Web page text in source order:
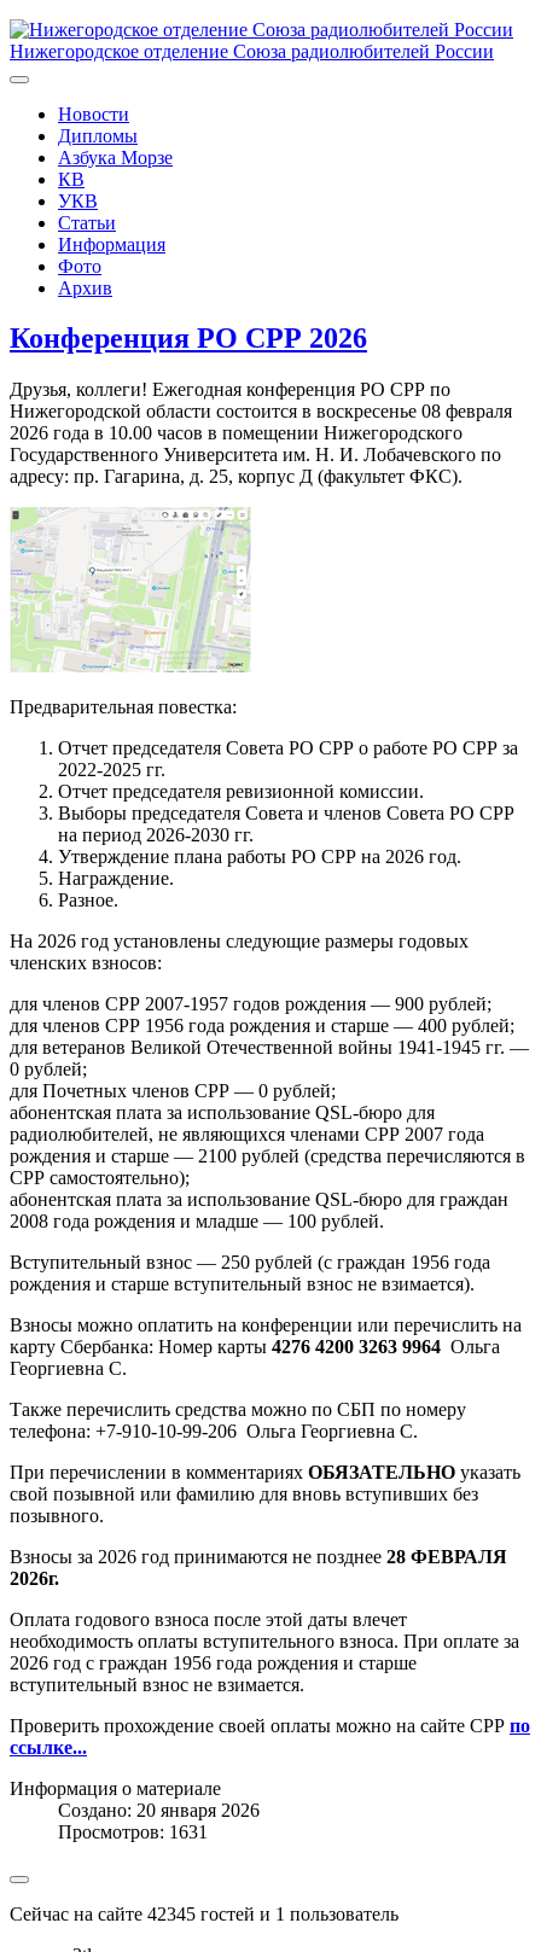
Нижегородское отделение Союза радиолюбителей России
Новости
Дипломы
Азбука Морзе
КВ
УКВ
Статьи
Информация
Фото
Архив
Конференция РО СРР 2026
Друзья, коллеги! Ежегодная конференция РО СРР по
Нижегородской области состоится в воскресенье 08 февраля
2026 года в 10.00 часов в помещении Нижегородского
Государственного Университета им. Н. И. Лобачевского по
адресу: пр. Гагарина, д. 25, корпус Д (факультет ФКС).
Предварительная повестка:
Отчет председателя Совета РО СРР о работе РО СРР за
2022-2025 гг.
Отчет председателя ревизионной комиссии.
Выборы председателя Совета и членов Совета РО СРР
на период 2026-2030 гг.
Утверждение плана работы РО СРР на 2026 год.
Награждение.
Разное.
На 2026 год установлены следующие размеры годовых
членских взносов:
для членов СРР 2007-1957 годов рождения — 900 рублей;
для членов СРР 1956 года рождения и старше — 400 рублей;
для ветеранов Великой Отечественной войны 1941-1945 гг. —
0 рублей;
для Почетных членов СРР — 0 рублей;
абонентская плата за использование QSL-бюро для
радиолюбителей, не являющихся членами СРР 2007 года
рождения и старше — 2100 рублей (средства перечисляются в
СРР самостоятельно);
абонентская плата за использование QSL-бюро для граждан
2008 года рождения и младше — 100 рублей.
Вступительный взнос — 250 рублей (с граждан 1956 года
рождения и старше вступительный взнос не взимается).
Взносы можно оплатить на конференции или перечислить на
карту Сбербанка: Номер карты 4276 4200 3263 9964 Ольга
Георгиевна С.
Также перечислить средства можно по СБП по номеру
телефона: +7-910-10-99-206 Ольга Георгиевна С.
При перечислении в комментариях ОБЯЗАТЕЛЬНО указать
свой позывной или фамилию для вновь вступивших без
позывного.
Взносы за 2026 год принимаются не позднее 28 ФЕВРАЛЯ
2026г.
Оплата годового взноса после этой даты влечет
необходимость оплаты вступительного взноса. При оплате за
2026 год с граждан 1956 года рождения и старше
вступительный взнос не взимается.
Проверить прохождение своей оплаты можно на сайте СРР по
ссылке...
Информация о материале
Создано: 20 января 2026
Просмотров: 1631
Сейчас на сайте 42345 гостей и 1 пользователь